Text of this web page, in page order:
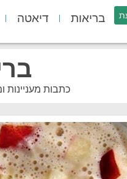
בריאות דיאטה
כתבות מעניינות